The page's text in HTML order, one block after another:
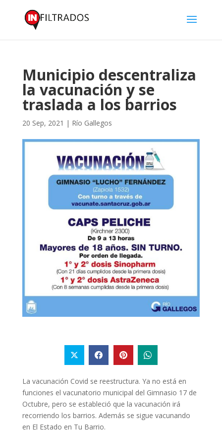
Municipio descentraliza
la vacunación y se
traslada a los barrios
20 Sep, 2021 | Río Gallegos
La vacunación Covid se reestructura. Ya no está en
funciones el vacunatorio municipal del Gimnasio 17 de
Octubre, pero se estableció que la vacunación irá
recorriendo los barrios. Además se sigue vacunando
en El Estado en Tu Barrio.